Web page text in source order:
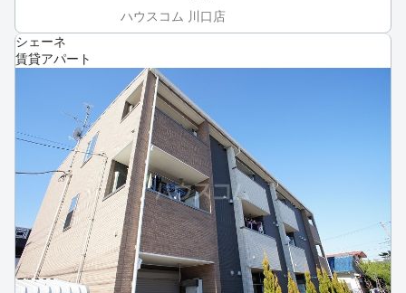
ハウスコム 川口店
シェーネ
賃貸アパート